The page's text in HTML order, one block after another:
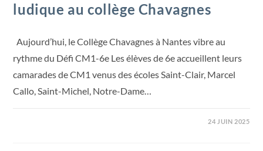
ludique au collège Chavagnes
Aujourd’hui, le Collège Chavagnes à Nantes vibre au
rythme du Défi CM1-6e Les élèves de 6e accueillent leurs
camarades de CM1 venus des écoles Saint-Clair, Marcel
Callo, Saint-Michel, Notre-Dame…
24 JUIN 2025